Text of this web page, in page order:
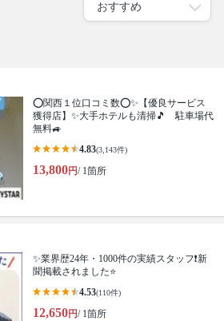
⭕関西１位口コミ数⭕✨【優良サービス
獲得店】✨大手ホテルも清掃🎵 駐車場代
無料🚙
4.83(3,143件)
13,800円/ 1箇所
✨業界歴24年・1000件の実績スタッフ❗️新
聞掲載されました⭐️
4.53(110件)
12,650円/ 1箇所